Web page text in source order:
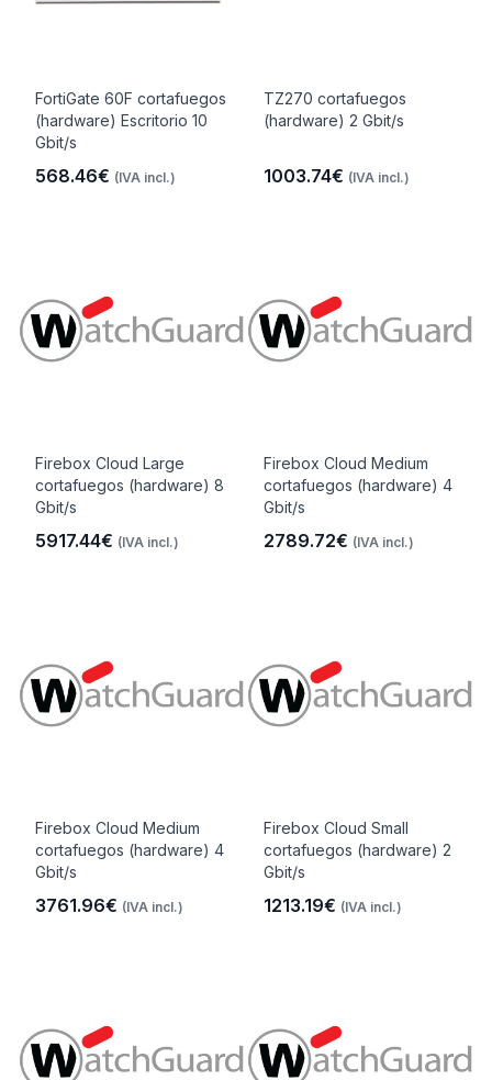
FortiGate 60F cortafuegos
(hardware) Escritorio 10
Gbit/s
568.46€ (IVA incl.)
TZ270 cortafuegos
(hardware) 2 Gbit/s
1003.74€ (IVA incl.)
Firebox Cloud Large
cortafuegos (hardware) 8
Gbit/s
5917.44€ (IVA incl.)
Firebox Cloud Medium
cortafuegos (hardware) 4
Gbit/s
2789.72€ (IVA incl.)
Firebox Cloud Medium
cortafuegos (hardware) 4
Gbit/s
3761.96€ (IVA incl.)
Firebox Cloud Small
cortafuegos (hardware) 2
Gbit/s
1213.19€ (IVA incl.)